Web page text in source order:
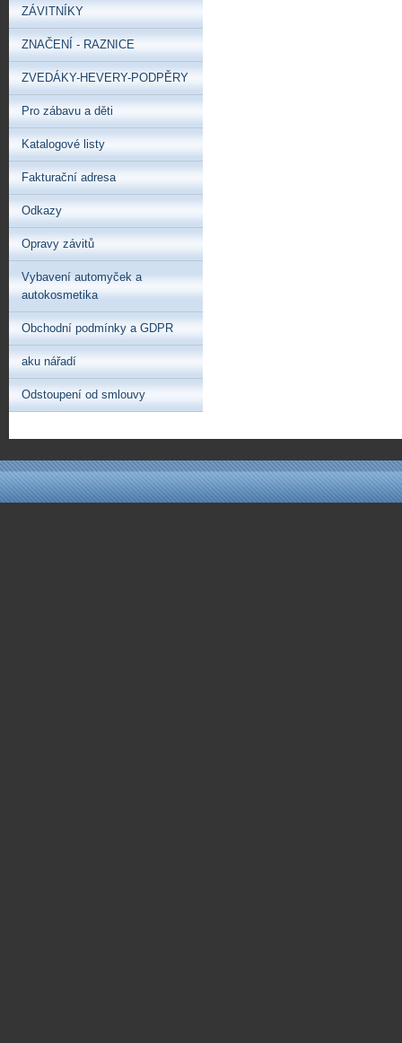
ZÁVITNÍKY
ZNAČENÍ - RAZNICE
ZVEDÁKY-HEVERY-PODPĚRY
Pro zábavu a děti
Katalogové listy
Fakturační adresa
Odkazy
Opravy závitů
Vybavení automyček a
autokosmetika
Obchodní podmínky a GDPR
aku nářadí
Odstoupení od smlouvy